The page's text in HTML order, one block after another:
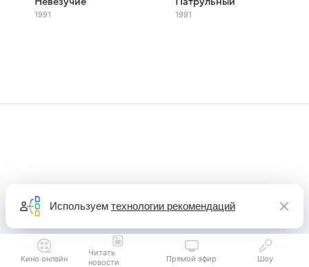
1991 1991
Кино онлайн
Читать
новости
Прямой эфир Шоу
Используем технологии рекомендаций